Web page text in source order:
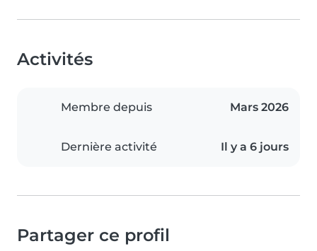
Activités
Membre depuis Mars 2026
Dernière activité Il y a 6 jours
Partager ce profil